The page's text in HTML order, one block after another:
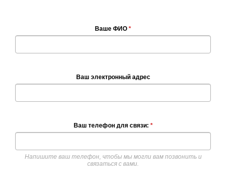
Ваше ФИО *
Ваш электронный адрес
Ваш телефон для связи: *
Напишите ваш телефон, чтобы мы могли вам позвонить и
связаться с вами.